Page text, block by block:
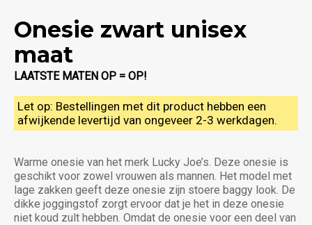
Onesie zwart unisex
maat
LAATSTE MATEN OP = OP!
Let op: Bestellingen met dit product hebben een
afwijkende levertijd van ongeveer 2-3 werkdagen.
Warme onesie van het merk Lucky Joe’s. Deze onesie is
geschikt voor zowel vrouwen als mannen. Het model met
lage zakken geeft deze onesie zijn stoere baggy look. De
dikke joggingstof zorgt ervoor dat je het in deze onesie
niet koud zult hebben. Omdat de onesie voor een deel van